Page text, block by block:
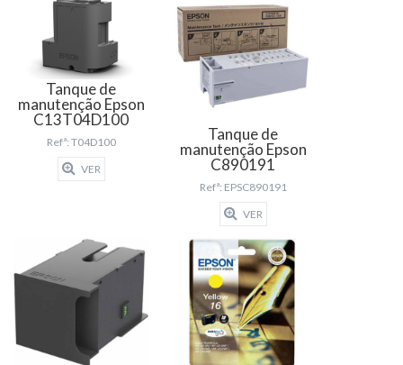
Tanque de
manutenção Epson
C13T04D100
Refª: T04D100
VER
Tanque de
manutenção Epson
C890191
Refª: EPSC890191
VER